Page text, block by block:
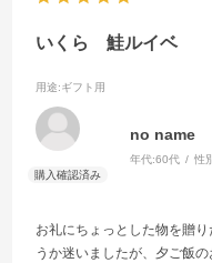
いくら 鮭ルイベ
用途:ギフト用
no name
年代:60代 性
お礼にちょっとした物を贈
うか迷いましたが、夕ご飯